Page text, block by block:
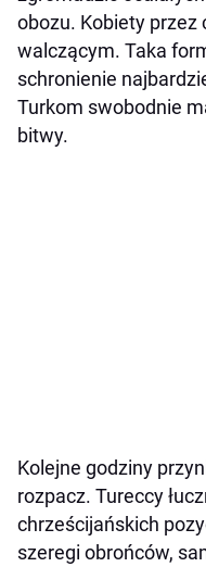
obozu. Kobiety przez
walczącym. Taka
schronienie
Turkom swobodnie
bitwy.
Kolejne godziny
rozpacz. Tureccy
chrześcijańskich
szeregi obrońców,